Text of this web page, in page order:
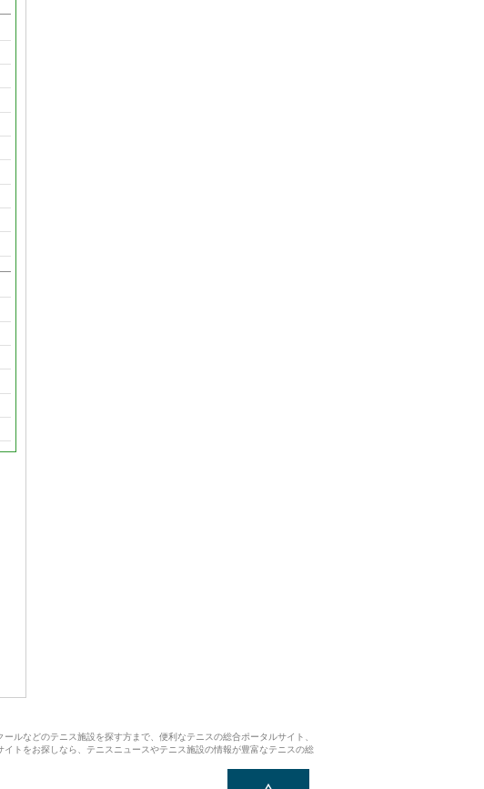
ルなどのテニス施設を探す方まで、便利なテニスの総合ポータルサイト、
トをお探しなら、テニスニュースやテニス施設の情報が豊富なテニスの総